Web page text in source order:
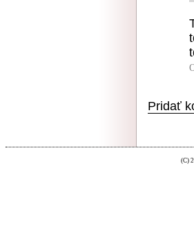
Pridať
(C)